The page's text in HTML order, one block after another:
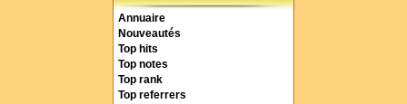
Annuaire
Nouveautés
Top hits
Top notes
Top rank
Top referrers